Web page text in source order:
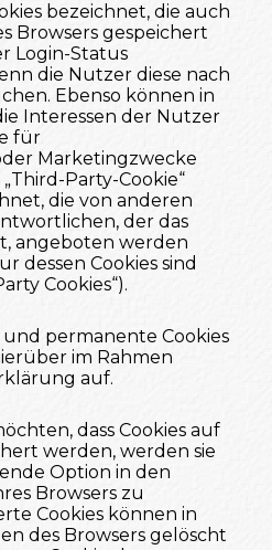
bezeichnet, die auch
Browsers gespeichert
Login-Status
die Nutzer diese nach
Ebenso können in
Interessen der Nutzer
für
Marketingzwecke
Party-Cookie“
die von anderen
der das
angeboten werden
dessen Cookies sind
Cookies“).
permanente Cookies
im Rahmen
auf.
dass Cookies auf
werden, werden sie
Option in den
Browsers zu
Cookies können in
des Browsers gelöscht